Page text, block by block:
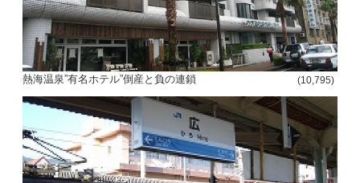
熱海温泉”有名ホテル”倒産と負の連鎖 (10,795)